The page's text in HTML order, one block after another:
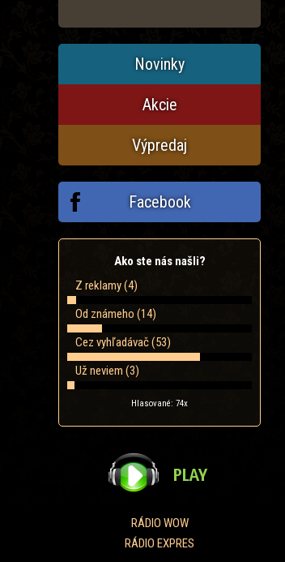
Novinky
Akcie
Výpredaj
Facebook
Ako ste nás našli?
Z reklamy (4)
Od známeho (14)
Cez vyhľadávač (53)
Už neviem (3)
Hlasované: 74x
RÁDIO WOW
RÁDIO EXPRES